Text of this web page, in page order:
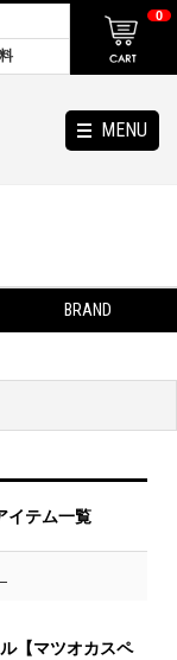
MENU
0
BRAND
イテム一覧
【マツオカスペ